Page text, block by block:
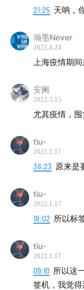
21:25 天呐，
瀚墨Never
2022.4.24
上海疫情期
安阑
2022.3.15
尤其疫情，
tiu-
2022.1.17
38:23 原来是
tiu-
2022.1.17
18:02 所以标
tiu-
2022.1.17
09:10 所以这
签机，我觉得